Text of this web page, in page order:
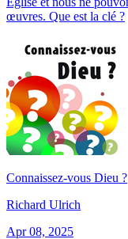
œuvres. Que est la clé ?
Connaissez-vous Dieu ?
Richard Ulrich
Apr 08, 2025